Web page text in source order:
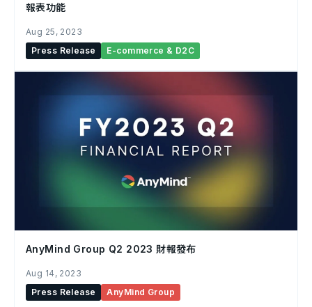
報表功能
Aug 25, 2023
Press Release
E-commerce & D2C
AnyMind Group Q2 2023 財報發布
Aug 14, 2023
Press Release
AnyMind Group